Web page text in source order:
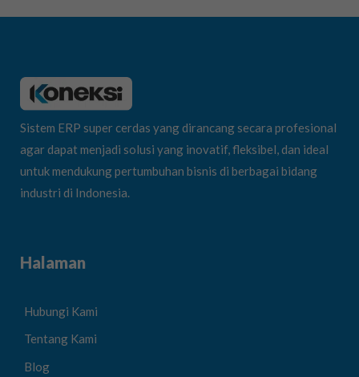
Sistem ERP super cerdas yang dirancang secara profesional
agar dapat menjadi solusi yang inovatif, fleksibel, dan ideal
untuk mendukung pertumbuhan bisnis di berbagai bidang
industri di Indonesia.
Halaman
Hubungi Kami
Tentang Kami
Blog